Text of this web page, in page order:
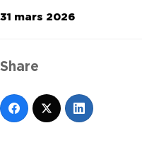
31 mars 2026
Share